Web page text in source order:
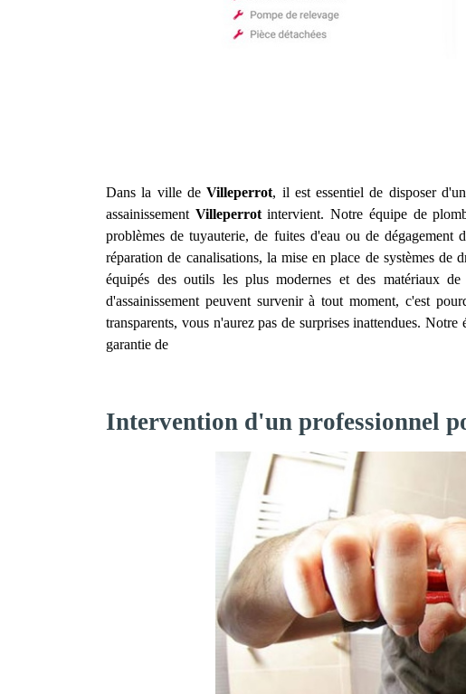
Dans la ville deVilleperrot, il est essentiel de disposer
assainissement Villeperrotintervient. Notre équipe de
problèmes de tuyauterie, de fuites d'eau ou de dégagement
réparation de canalisations, la mise en place de systèmes
équipés des outils les plus modernes et des matériaux
d'assainissement peuvent survenir à tout moment, c'est
transparents, vous n'aurez pas de surprises inattendues. Notre
garantie de
Intervention d'un professionnel